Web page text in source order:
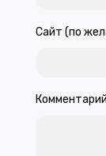
Сайт (по
Комментарий